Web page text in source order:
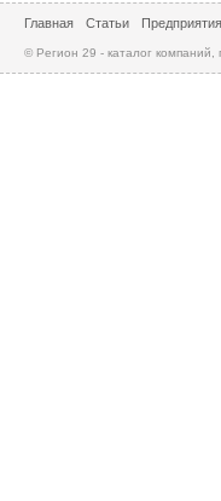
Главная Статьи Предприятия
© Регион 29 - каталог компаний,